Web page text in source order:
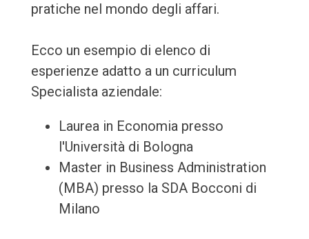
pratiche nel mondo degli affari.
Ecco un esempio di elenco di
esperienze adatto a un curriculum
Specialista aziendale:
Laurea in Economia presso
l'Università di Bologna
Master in Business Administration
(MBA) presso la SDA Bocconi di
Milano